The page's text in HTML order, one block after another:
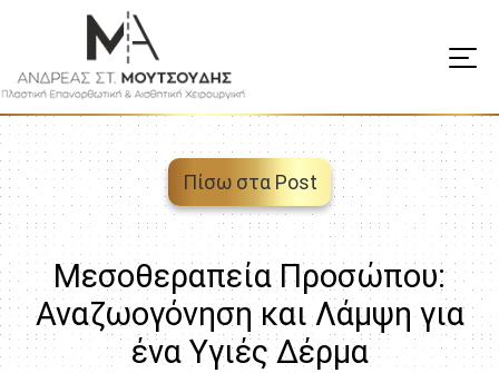
Πίσω στα Post
Μεσοθεραπεία Προσώπου:
Αναζωογόνηση και Λάμψη για
ένα Υγιές Δέρμα